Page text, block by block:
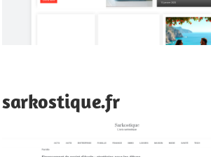
sarkostique.fr